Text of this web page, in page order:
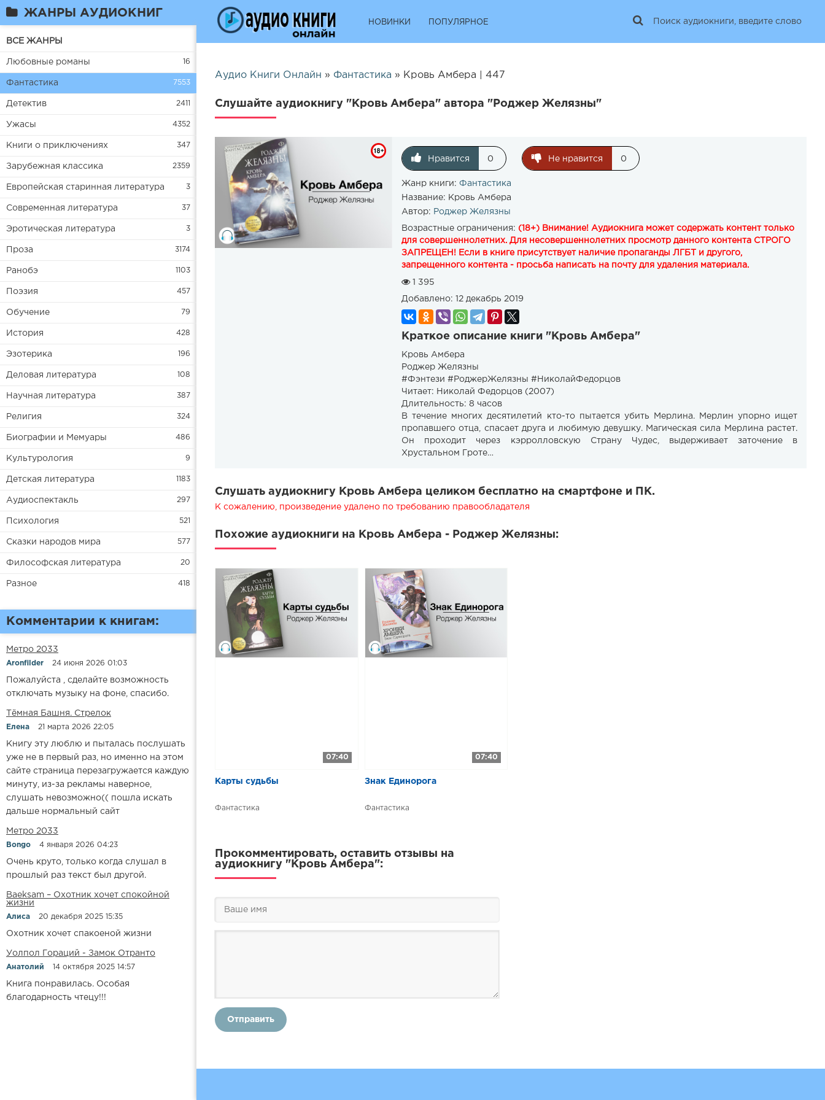
ЖАНРЫ АУДИОКНИГ
ВСЕ ЖАНРЫ
Любовные романы 16
Фантастика 7553
Детектив 2411
Ужасы 4352
Книги о приключениях 347
Зарубежная классика 2359
Европейская старинная литература 3
Современная литература 37
Эротическая литература 3
Проза 3174
Ранобэ 1103
Поэзия 457
Обучение 79
История 428
Эзотерика 196
Деловая литература 108
Научная литература 387
Религия 324
Биографии и Мемуары 486
Культурология 9
Детская литература 1183
Аудиоспектакль 297
Психология 521
Сказки народов мира 577
Философская литература 20
Разное 418
Комментарии к книгам:
Метро 2033
Aronfilder 24 июня 2026 01:03
Пожалуйста , сделайте возможность
отключать музыку на фоне, спасибо.
​​Тёмная Башня. Стрелок
Елена 21 марта 2026 22:05
Книгу эту люблю и пыталась послушать
уже не в первый раз, но именно на этом
сайте страница перезагружается каждую
минуту, из-за рекламы наверное,
слушать невозможно(( пошла искать
дальше нормальный сайт
Метро 2033
Bongo 4 января 2026 04:23
Очень круто, только когда слушал в
прошлый раз текст был другой.
Baeksam – Охотник хочет спокойной
жизни
Алиса 20 декабря 2025 15:35
Охотник хочет спакоеной жизни
Уолпол Гораций - Замок Отранто
Анатолий 14 октября 2025 14:57
Книга понравилась. Особая
благодарность чтецу!!!
НОВИНКИ ПОПУЛЯРНОЕ
Аудио Книги Онлайн » Фантастика » Кровь Амбера | 447
Слушайте аудиокнигу "Кровь Амбера" автора "Роджер Желязны"
Нравится 0 Не нравится 0
Жанр книги:Фантастика
Название: Кровь Амбера
Автор: Роджер Желязны
Возрастные ограничения: (18+) Внимание! Аудиокнига может содержать контент только
для совершеннолетних. Для несовершеннолетних просмотр данного контента СТРОГО
ЗАПРЕЩЕН! Если в книге присутствует наличие пропаганды ЛГБТ и другого,
запрещенного контента - просьба написать на почту для удаления материала.
1 395
Добавлено: 12 декабрь 2019
Краткое описание книги "Кровь Амбера"
Кровь Амбера
Роджер Желязны ​
#Фэнтези #РоджерЖелязны #НиколайФедорцов
Читает: Николай Федорцов (2007)
Длительность: 8 часов
В течение многих десятилетий кто-то пытается убить Мерлина. Мерлин упорно ищет
пропавшего отца, спасает друга и любимую девушку. Магическая сила Мерлина растет.
Он проходит через кэрролловскую Страну Чудес, выдерживает заточение в
Хрустальном Гроте…
Слушать аудиокнигу Кровь Амбера целиком бесплатно на смартфоне и ПК.
К сожалению, произведение удалено по требованию правообладателя
Похожие аудиокниги на Кровь Амбера - Роджер Желязны:
07:40
Карты судьбы
Фантастика
07:40
Знак Единорога
Фантастика
Прокомментировать, оставить отзывы на
аудиокнигу "Кровь Амбера":
Отправить